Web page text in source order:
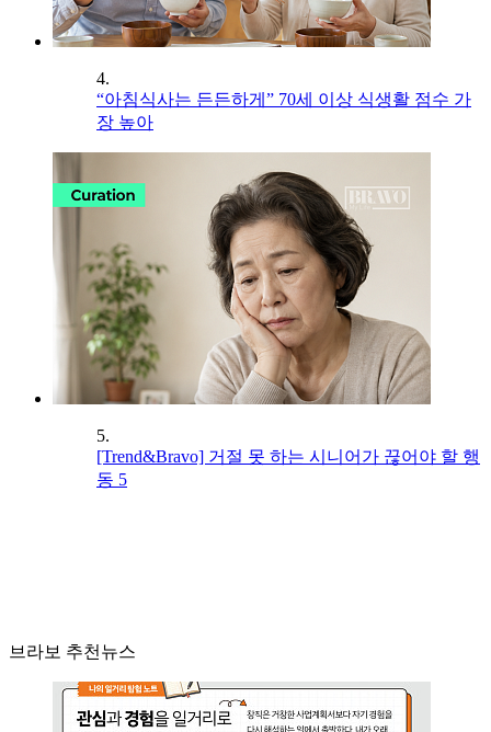
4.
“아침식사는 든든하게” 70세 이상 식생활 점수 가
장 높아
5.
[Trend&Bravo] 거절 못 하는 시니어가 끊어야 할 행
동 5
브라보 추천뉴스